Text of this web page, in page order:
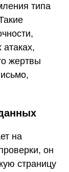
типа
жертвы
на
он
страницу